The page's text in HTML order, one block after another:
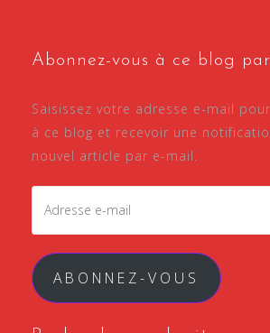
Abonnez-vous à ce blog
Saisissez votre adresse e-mail
à ce blog et recevoir une
nouvel article par e-mail.
ABONNEZ-VOUS